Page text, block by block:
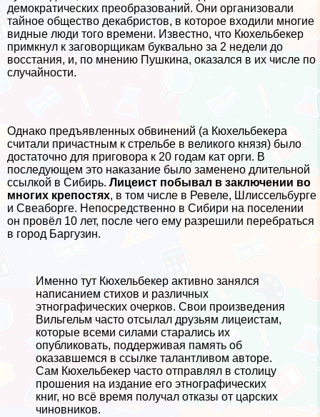
демократических преобразований. Они организовали
тайное общество декабристов, в которое входили многие
видные люди того времени. Известно, что Кюхельбекер
примкнул к заговорщикам буквально за 2 недели до
восстания, и, по мнению Пушкина, оказался в их числе по
случайности.
Однако предъявленных обвинений (а Кюхельбекера
считали причастным к стрельбе в великого князя) было
достаточно для приговора к 20 годам кат opги. В
последующем это наказание было заменено длительной
ссылкой в Сибирь. Лицеист побывал в заключении во
многих крепостях, в том числе в Ревеле, Шлиссельбурге
и Свеаборге. Непосредственно в Сибири на поселении
он провёл 10 лет, после чего ему разрешили перебраться
в город Баргузин.
Именно тут Кюхельбекер активно занялся
написанием стихов и различных
этнографических очерков. Свои произведения
Вильгельм часто отсылал друзьям лицеистам,
которые всеми силами старались их
опубликовать, поддерживая память об
оказавшемся в ссылке талантливом авторе.
Сам Кюхельбекер часто отправлял в столицу
прошения на издание его этнографических
книг, но всё время получал отказы от царских
чиновников.